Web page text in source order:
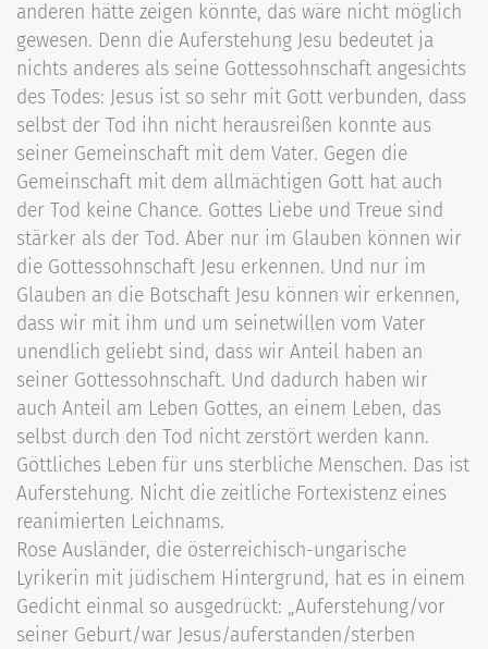
anderen hätte zeigen könnte, das wäre nicht möglich
gewesen. Denn die Auferstehung Jesu bedeutet ja
nichts anderes als seine Gottessohnschaft angesichts
des Todes: Jesus ist so sehr mit Gott verbunden, dass
selbst der Tod ihn nicht herausreißen konnte aus
seiner Gemeinschaft mit dem Vater. Gegen die
Gemeinschaft mit dem allmächtigen Gott hat auch
der Tod keine Chance. Gottes Liebe und Treue sind
stärker als der Tod. Aber nur im Glauben können wir
die Gottessohnschaft Jesu erkennen. Und nur im
Glauben an die Botschaft Jesu können wir erkennen,
dass wir mit ihm und um seinetwillen vom Vater
unendlich geliebt sind, dass wir Anteil haben an
seiner Gottessohnschaft. Und dadurch haben wir
auch Anteil am Leben Gottes, an einem Leben, das
selbst durch den Tod nicht zerstört werden kann.
Göttliches Leben für uns sterbliche Menschen. Das ist
Auferstehung. Nicht die zeitliche Fortexistenz eines
reanimierten Leichnams.
Rose Ausländer, die österreichisch-ungarische
Lyrikerin mit jüdischem Hintergrund, hat es in einem
Gedicht einmal so ausgedrückt: „Auferstehung/vor
seiner Geburt/war Jesus/auferstanden/sterben